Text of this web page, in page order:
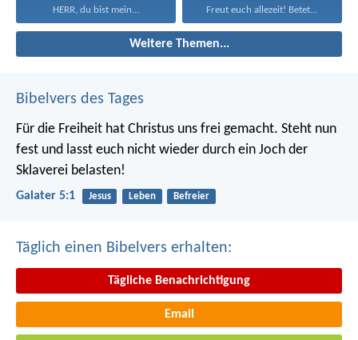
HERR, du bist mein... Freut euch allezeit! Betet...
Weitere Themen...
Bibelvers des Tages
Für die Freiheit hat Christus uns frei gemacht. Steht nun
fest und lasst euch nicht wieder durch ein Joch der
Sklaverei belasten!
Galater 5:1 Jesus Leben Befreier
Täglich einen Bibelvers erhalten:
Tägliche Benachrichtigung
Email